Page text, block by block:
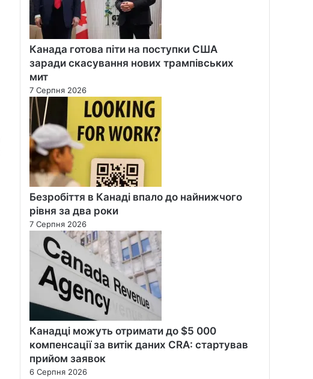
Канада готова піти на поступки США
заради скасування нових трампівських
мит
7 Серпня 2026
Безробіття в Канаді впало до найнижчого
рівня за два роки
7 Серпня 2026
Канадці можуть отримати до $5 000
компенсації за витік даних CRA: стартував
прийом заявок
6 Серпня 2026